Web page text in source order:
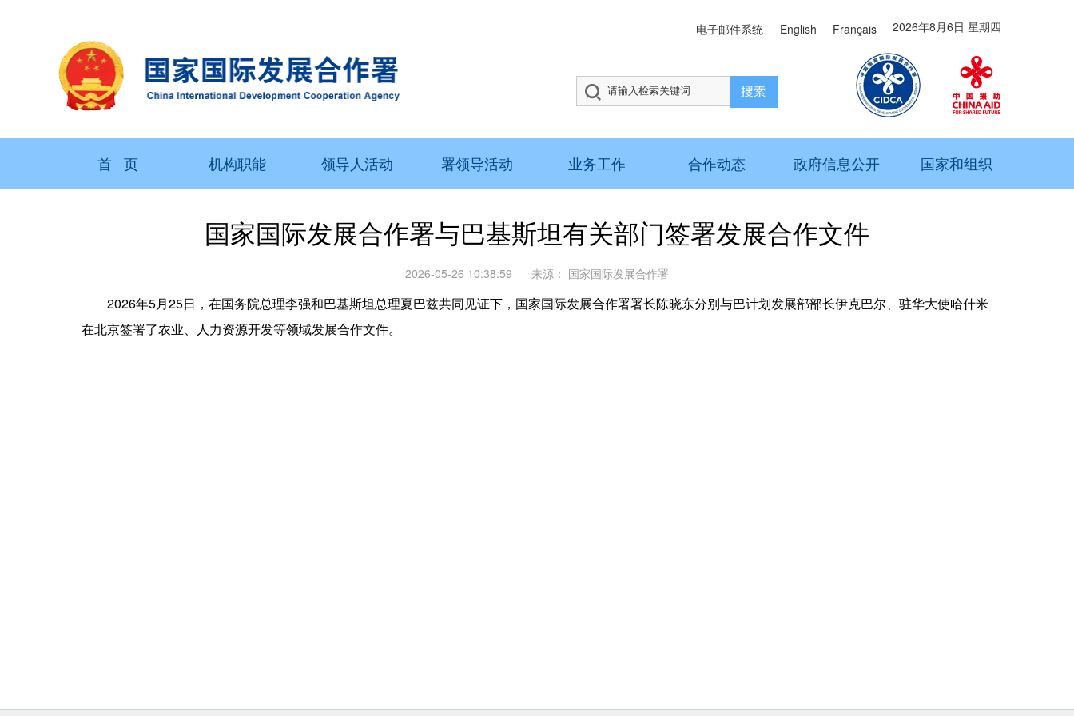
2026年8月6日 星期四
电子邮件系统 English Français
首 页 机构职能 领导人活动 署领导活动 业务工作 合作动态 政府信息公开 国家和组织
国家国际发展合作署与巴基斯坦有关部门签署发展合作文件
2026-05-26 10:38:59 来源： 国家国际发展合作署
2026年5月25日，在国务院总理李强和巴基斯坦总理夏巴兹共同见证下，国家国际发展合作署署长陈晓东分别与巴计划发展部部长伊克巴尔、驻华大使哈什米
在北京签署了农业、人力资源开发等领域发展合作文件。